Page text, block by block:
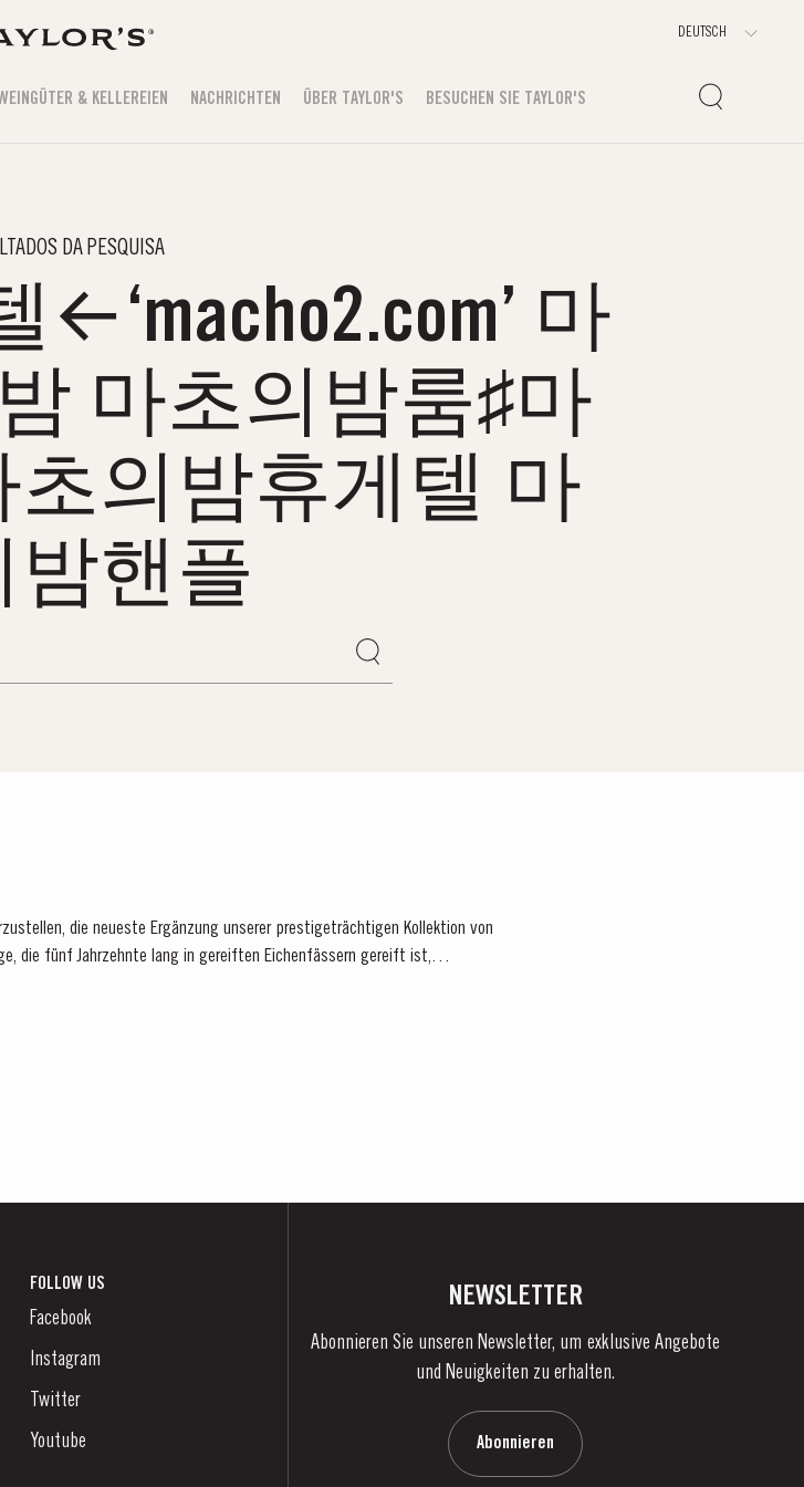
& KELLEREIEN NACHRICHTEN ÜBER TAYLOR'S BESUCHEN SIE TAYLOR'S
DA PESQUISA
마
마초의밤룸♯마
초의밤휴게텔 마
밤핸플
die neueste Ergänzung unserer prestigeträchtigen Kollektion von
die fünf Jahrzehnte lang in gereiften Eichenfässern gereift ist,
FOLLOW US
Facebook
Instagram
Twitter
Youtube
NEWSLETTER
Abonnieren Sie unseren Newsletter, um exklusive Angebote
und Neuigkeiten zu erhalten.
Abonnieren